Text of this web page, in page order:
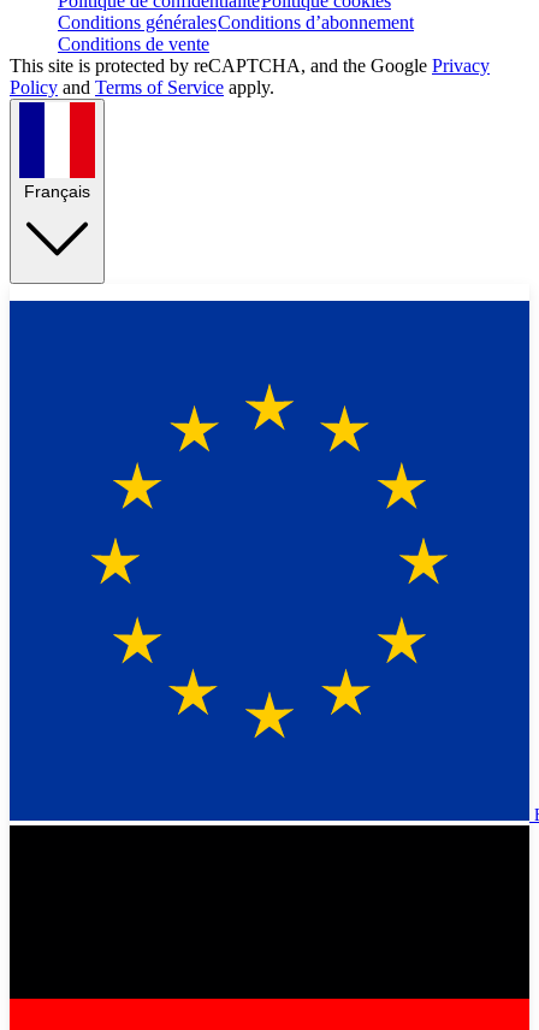
Conditions généralesConditions d’abonnement
Conditions de vente
This site is protected by reCAPTCHA, and the Google Privacy
Policy and Terms of Service apply.
Français